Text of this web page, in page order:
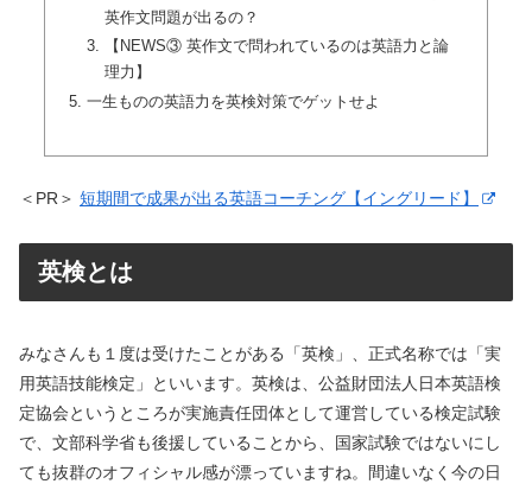
英作文問題が出るの？
【NEWS③ 英作文で問われているのは英語力と論
理力】
一生ものの英語力を英検対策でゲットせよ
＜PR＞ 短期間で成果が出る英語コーチング【イングリード】
英検とは
みなさんも１度は受けたことがある「英検」、正式名称では「実
用英語技能検定」といいます。英検は、公益財団法人日本英語検
定協会というところが実施責任団体として運営している検定試験
で、文部科学省も後援していることから、国家試験ではないにし
ても抜群のオフィシャル感が漂っていますね。間違いなく今の日